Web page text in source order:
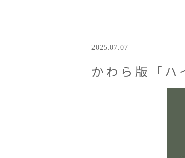
2025.07.07
かわら版「ハ